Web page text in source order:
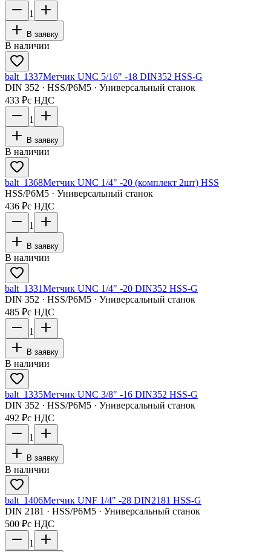
1
В заявку
В наличии
balt_1337Метчик UNC 5/16" -18 DIN352 HSS-G
DIN 352 · HSS/Р6М5 · Универсальный станок
433 ₽с НДС
1
В заявку
В наличии
balt_1368Метчик UNC 1/4" -20 (комплект 2шт) HSS
HSS/Р6М5 · Универсальный станок
436 ₽с НДС
1
В заявку
В наличии
balt_1331Метчик UNC 1/4" -20 DIN352 HSS-G
DIN 352 · HSS/Р6М5 · Универсальный станок
485 ₽с НДС
1
В заявку
В наличии
balt_1335Метчик UNC 3/8" -16 DIN352 HSS-G
DIN 352 · HSS/Р6М5 · Универсальный станок
492 ₽с НДС
1
В заявку
В наличии
balt_1406Метчик UNF 1/4" -28 DIN2181 HSS-G
DIN 2181 · HSS/Р6М5 · Универсальный станок
500 ₽с НДС
1